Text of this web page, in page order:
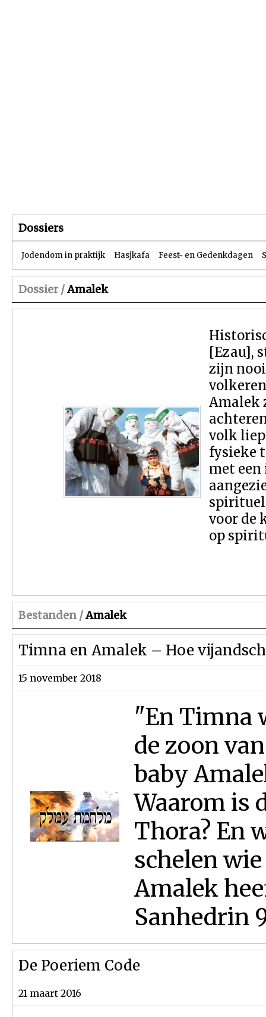
Dossiers
Jodendom in praktijk Hasjkafa Feest- en Gedenkdagen
Dossier /Amalek
[Ezau],
zijn
Amalek
volk
fysieke
met
voor de
op
Bestanden /Amalek
Timna en Amalek – Hoe
15 november 2018
"En Timna
de zoon
baby
Waarom is
Thora? En
schelen
Amalek
Sanhedrin
De Poeriem Code
21 maart 2016